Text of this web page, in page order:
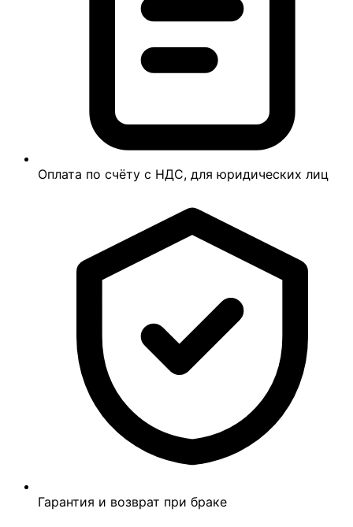
Оплата по счёту с НДС, для юридических лиц
Гарантия и возврат при браке